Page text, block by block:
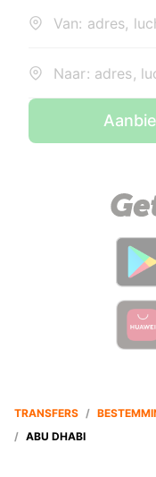
Van: adres,
Naar: adres,
TRANSFERS /
/ ABU DHABI